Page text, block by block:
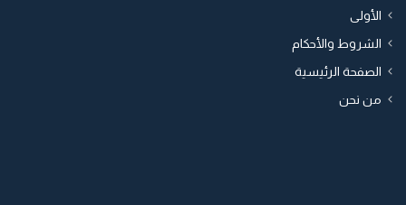
الأولى
الشروط والأحكام
الصفحة الرئيسية
من نحن